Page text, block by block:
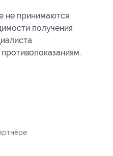
не принимаются.
получения